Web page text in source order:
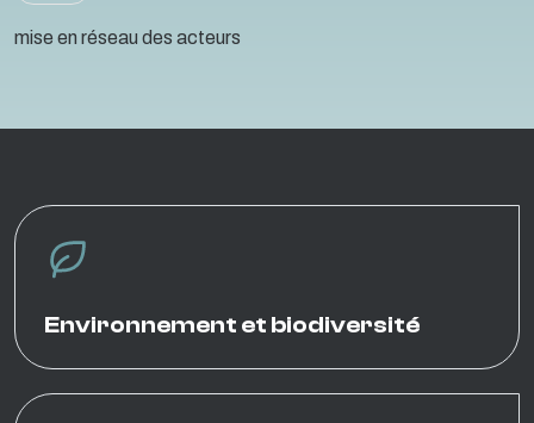
mise en réseau des acteurs
Environnement et biodiversité